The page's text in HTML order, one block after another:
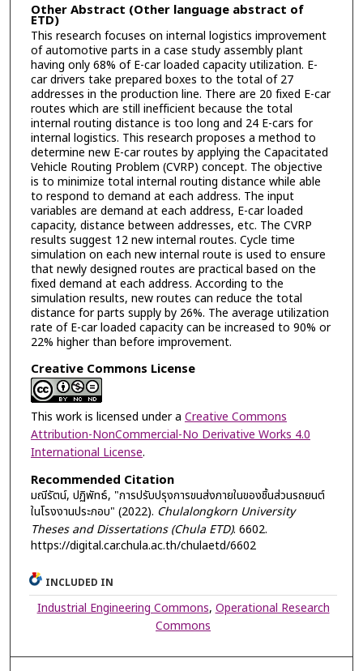
Other Abstract (Other language abstract of
ETD)
This research focuses on internal logistics improvement
of automotive parts in a case study assembly plant
having only 68% of E-car loaded capacity utilization. E-
car drivers take prepared boxes to the total of 27
addresses in the production line. There are 20 fixed E-car
routes which are still inefficient because the total
internal routing distance is too long and 24 E-cars for
internal logistics. This research proposes a method to
determine new E-car routes by applying the Capacitated
Vehicle Routing Problem (CVRP) concept. The objective
is to minimize total internal routing distance while able
to respond to demand at each address. The input
variables are demand at each address, E-car loaded
capacity, distance between addresses, etc. The CVRP
results suggest 12 new internal routes. Cycle time
simulation on each new internal route is used to ensure
that newly designed routes are practical based on the
fixed demand at each address. According to the
simulation results, new routes can reduce the total
distance for parts supply by 26%. The average utilization
rate of E-car loaded capacity can be increased to 90% or
22% higher than before improvement.
Creative Commons License
This work is licensed under a Creative Commons
Attribution-NonCommercial-No Derivative Works 4.0
International License.
Recommended Citation
มณีรัตน์, ปฏิพัทธ์, "การปรับปรุงการขนส่งภายในของชิ้นส่วนรถยนต์
ในโรงงานประกอบ" (2022). Chulalongkorn University
Theses and Dissertations (Chula ETD). 6602.
https://digital.car.chula.ac.th/chulaetd/6602
INCLUDED IN
Industrial Engineering Commons, Operational Research
Commons